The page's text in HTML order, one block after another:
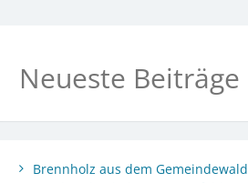
Neueste Beiträge
Brennholz aus dem Gemeindewald